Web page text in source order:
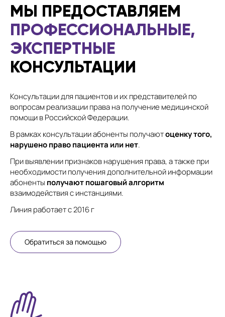
МЫ ПРЕДОСТАВЛЯЕМ
ПРОФЕССИОНАЛЬНЫЕ,
ЭКСПЕРТНЫЕ
КОНСУЛЬТАЦИИ
Консультации для пациентов и их представителей по
вопросам реализации права на получение медицинской
помощи в Российской Федерации.
В рамках консультации абоненты получаютоценку того,
нарушено право пациента или нет.
При выявлении признаков нарушения права, а также при
необходимости получения дополнительной информации
абоненты получают пошаговый алгоритм
взаимодействия с инстанциями.
Линия работает с 2016 г
Обратиться за помощью